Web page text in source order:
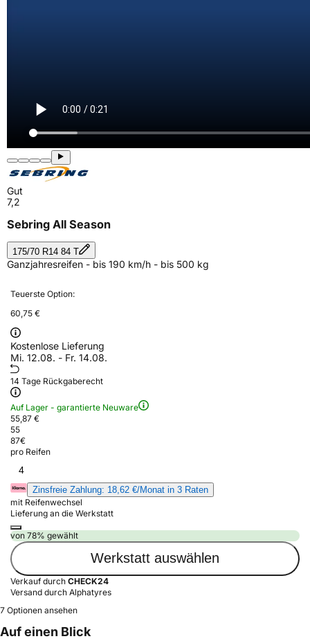
Gut
7,2
Sebring All Season
175/70 R14 84 T
Ganzjahresreifen - bis 190 km/h - bis 500 kg
Teuerste Option:
60,75 €
Kostenlose Lieferung
Mi. 12.08. - Fr. 14.08.
14 Tage Rückgaberecht
Auf Lager - garantierte Neuware
55,87 €
55
87€
pro Reifen
4
Zinsfreie Zahlung: 18,62 €/Monat in 3 Raten
mit Reifenwechsel
Lieferung an die Werkstatt
von 78% gewählt
Werkstatt auswählen
Verkauf durch CHECK24
Versand durch Alphatyres
7 Optionen ansehen
Auf einen Blick